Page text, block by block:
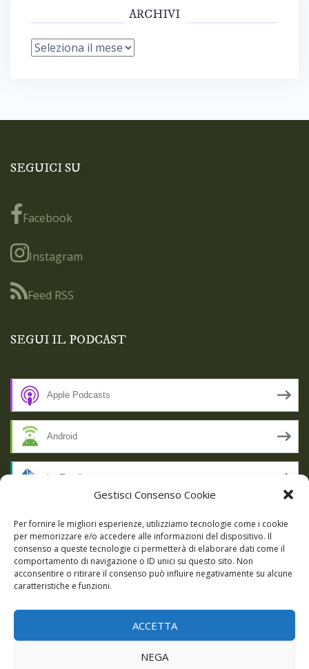
Gestisci Consenso Cookie
Per fornire le migliori esperienze, utilizziamo tecnologie come i cookie
per memorizzare e/o accedere alle informazioni del dispositivo. Il
consenso a queste tecnologie ci permetterà di elaborare dati come il
comportamento di navigazione o ID unici su questo sito. Non
acconsentire o ritirare il consenso può influire negativamente su alcune
caratteristiche e funzioni.
ACCETTA
NEGA
ARCHIVI
Archivi
SEGUICI SU
Facebook
Instagram
Feed RSS
SEGUI IL PODCAST
Apple Podcasts
Android
by Email
RSS
SSL SECURE
|Theme: